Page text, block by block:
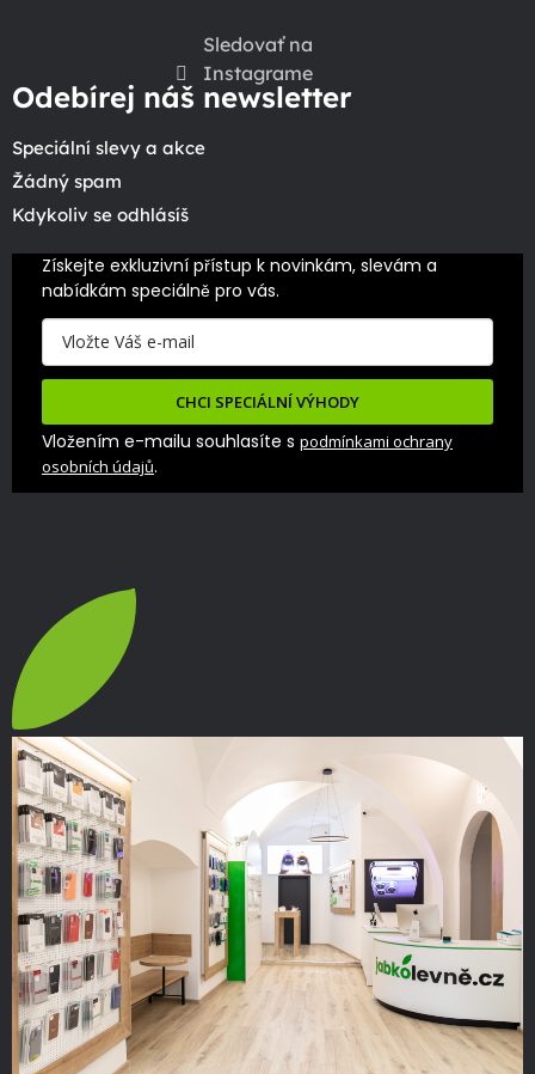
Sledovať na
Instagrame
Odebírej náš newsletter
Speciální slevy a akce
Žádný spam
Kdykoliv se odhlásíš
Získejte exkluzivní přístup k novinkám, slevám a
nabídkám speciálně pro vás.
CHCI SPECIÁLNÍ VÝHODY
Vložením e-mailu souhlasíte s podmínkami ochrany
osobních údajů.